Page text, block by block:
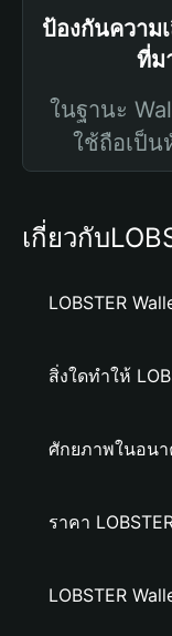
ป้องกันความ
ที่ม
ในฐานะ
ใช้ถือเป็น
เกี่ยวกับ
LOBSTER
สิ่งใดทำให้
ศักยภาพในอนา
ราคา
LOBSTER